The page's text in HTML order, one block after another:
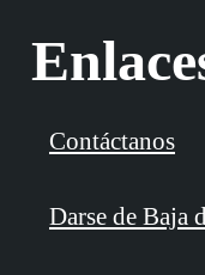
Contáctanos
Darse de Baja